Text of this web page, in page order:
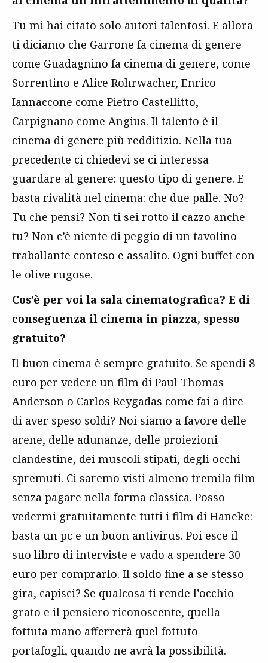
Tu mi hai citato solo autori talentosi. E allora
ti diciamo che Garrone fa cinema di genere
come Guadagnino fa cinema di genere, come
Sorrentino e Alice Rohrwacher, Enrico
Iannaccone come Pietro Castellitto,
Carpignano come Angius. Il talento è il
cinema di genere più redditizio. Nella tua
precedente ci chiedevi se ci interessa
guardare al genere: questo tipo di genere. E
basta rivalità nel cinema: che due palle. No?
Tu che pensi? Non ti sei rotto il cazzo anche
tu? Non c’è niente di peggio di un tavolino
traballante conteso e assalito. Ogni buffet con
le olive rugose.
Cos’è per voi la sala cinematografica? E di
conseguenza il cinema in piazza, spesso
gratuito?
Il buon cinema è sempre gratuito. Se spendi 8
euro per vedere un film di Paul Thomas
Anderson o Carlos Reygadas come fai a dire
di aver speso soldi? Noi siamo a favore delle
arene, delle adunanze, delle proiezioni
clandestine, dei muscoli stipati, degli occhi
spremuti. Ci saremo visti almeno tremila film
senza pagare nella forma classica. Posso
vedermi gratuitamente tutti i film di Haneke:
basta un pc e un buon antivirus. Poi esce il
suo libro di interviste e vado a spendere 30
euro per comprarlo. Il soldo fine a se stesso
gira, capisci? Se qualcosa ti rende l’occhio
grato e il pensiero riconoscente, quella
fottuta mano afferrerà quel fottuto
portafogli, quando ne avrà la possibilità.